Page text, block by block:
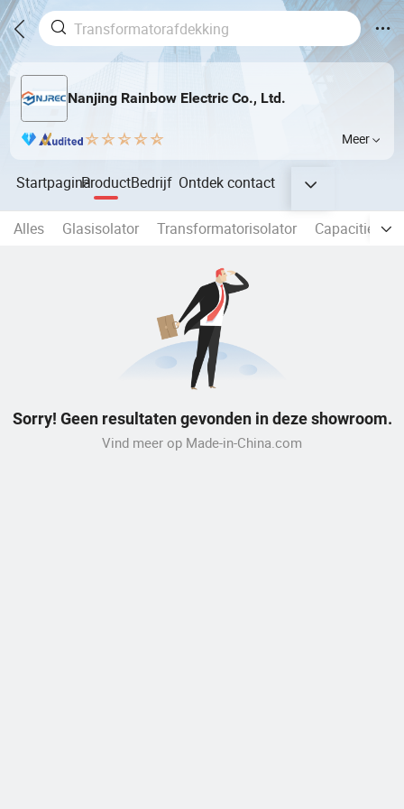
Nanjing Rainbow Electric Co., Ltd.
Meer
StartpaginaProductBedrijf Ontdekcontact
Alles Glasisolator Transformatorisolator Capacitieve
Sorry! Geen resultaten gevonden in deze showroom.
Vind meer op Made-in-China.com